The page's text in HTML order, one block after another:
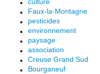
Faux-la-Montagne
pesticides
environnement
paysage
association
Creuse Grand Sud
Bourganeuf